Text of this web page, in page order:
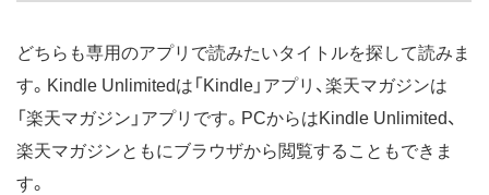
どちらも専用のアプリで読みたいタイトルを探して読みま
す。Kindle Unlimitedは「Kindle」アプリ、楽天マガジンは
「楽天マガジン」アプリです。PCからはKindle Unlimited、
楽天マガジンともにブラウザから閲覧することもできま
す。